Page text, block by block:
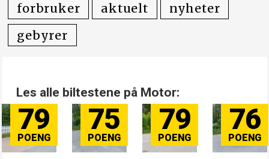
forbruker
aktuelt
nyheter
gebyrer
Les alle biltestene på Motor:
79 75 79 76